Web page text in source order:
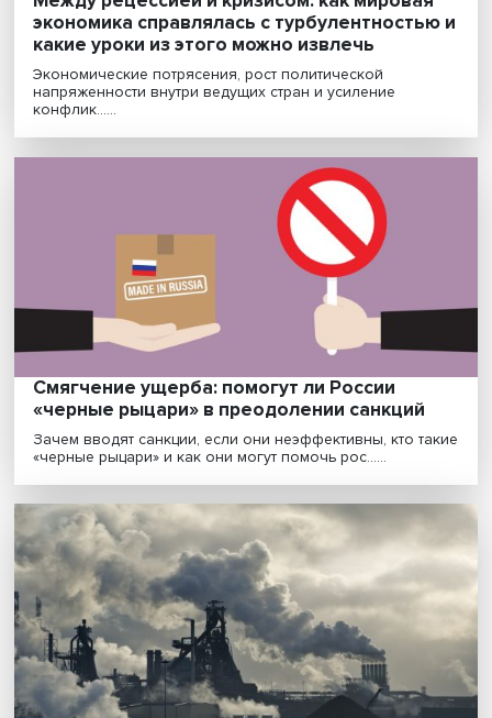
Между рецессией и кризисом: как
экономика справлялась с
какие уроки из этого можно извлечь
Экономические потрясения, рост политической
напряженности внутри ведущих стран и усиление
конфлик......
Смягчение ущерба: помогут ли России
«черные рыцари» в преодолении санкций
Зачем вводят санкции, если они неэффективны, кто
«черные рыцари» и как они могут помочь рос......